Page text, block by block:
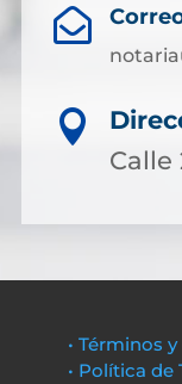


Calle
• Términos
• Política